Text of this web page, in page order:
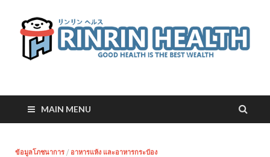
RinRin Health
MAIN MENU
ข้อมูลโภชนาการ / อาหารแห้ง และอาหารกระป๋อง